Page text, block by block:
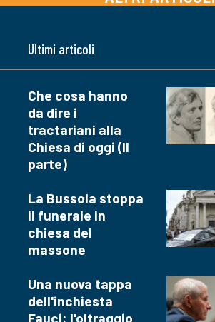
Ultimi articoli
Che cosa hanno
da dire i
tractariani alla
Chiesa di oggi (II
parte)
La Bussola stoppa
il funerale in
chiesa del
massone
Una nuova tappa
dell'inchiesta
Fauci: l'oltraggio